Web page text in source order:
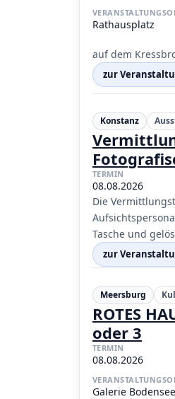
Rathausplatz
auf dem
zur
Konstanz
TERMIN
08.08.2026
Die
Tasche und
zur
Meersburg
ROTES
oder 3
TERMIN
08.08.2026
Galerie